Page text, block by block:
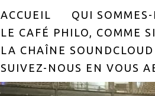
ACCUEIL QUI SOMMES-
LE CAFÉ PHILO, COMME
LA CHAÎNE
SUIVEZ-NOUS EN VOUS